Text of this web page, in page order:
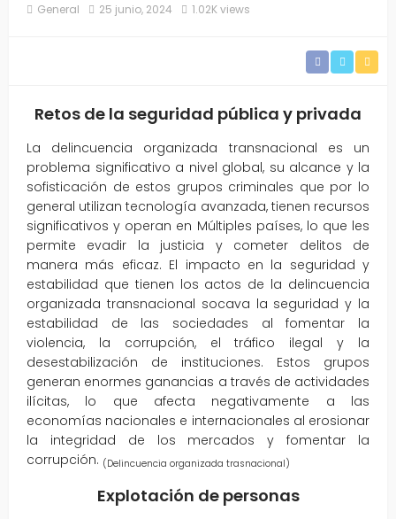
General 25 junio, 2024 1.02K views
Retos de la seguridad pública y privada
La delincuencia organizada transnacional es un
problema significativo a nivel global, su alcance y la
sofisticación de estos grupos criminales que por lo
general utilizan tecnología avanzada, tienen recursos
significativos y operan en Múltiples países, lo que les
permite evadir la justicia y cometer delitos de
manera más eficaz. El impacto en la seguridad y
estabilidad que tienen los actos de la delincuencia
organizada transnacional socava la seguridad y la
estabilidad de las sociedades al fomentar la
violencia, la corrupción, el tráfico ilegal y la
desestabilización de instituciones. Estos grupos
generan enormes ganancias a través de actividades
ilícitas, lo que afecta negativamente a las
economías nacionales e internacionales al erosionar
la integridad de los mercados y fomentar la
corrupción. (Delincuencia organizada trasnacional)
Explotación de personas